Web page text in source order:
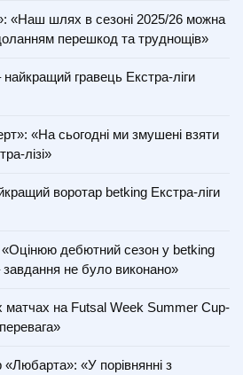
«Наш шлях в сезоні 2025/26 можна
перешкод та труднощів»
гравець Екстра-ліги
«На сьогодні ми змушені взяти
лізі»
воротар betking Екстра-ліги
дебютний сезон у betking
завдання не було виконано»
матчах на Futsal Week Summer Cup-
«У порівнянні з